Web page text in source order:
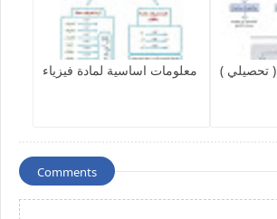
معلومات اساسية لمادة فيزياء ( تحصيلي )
Comments